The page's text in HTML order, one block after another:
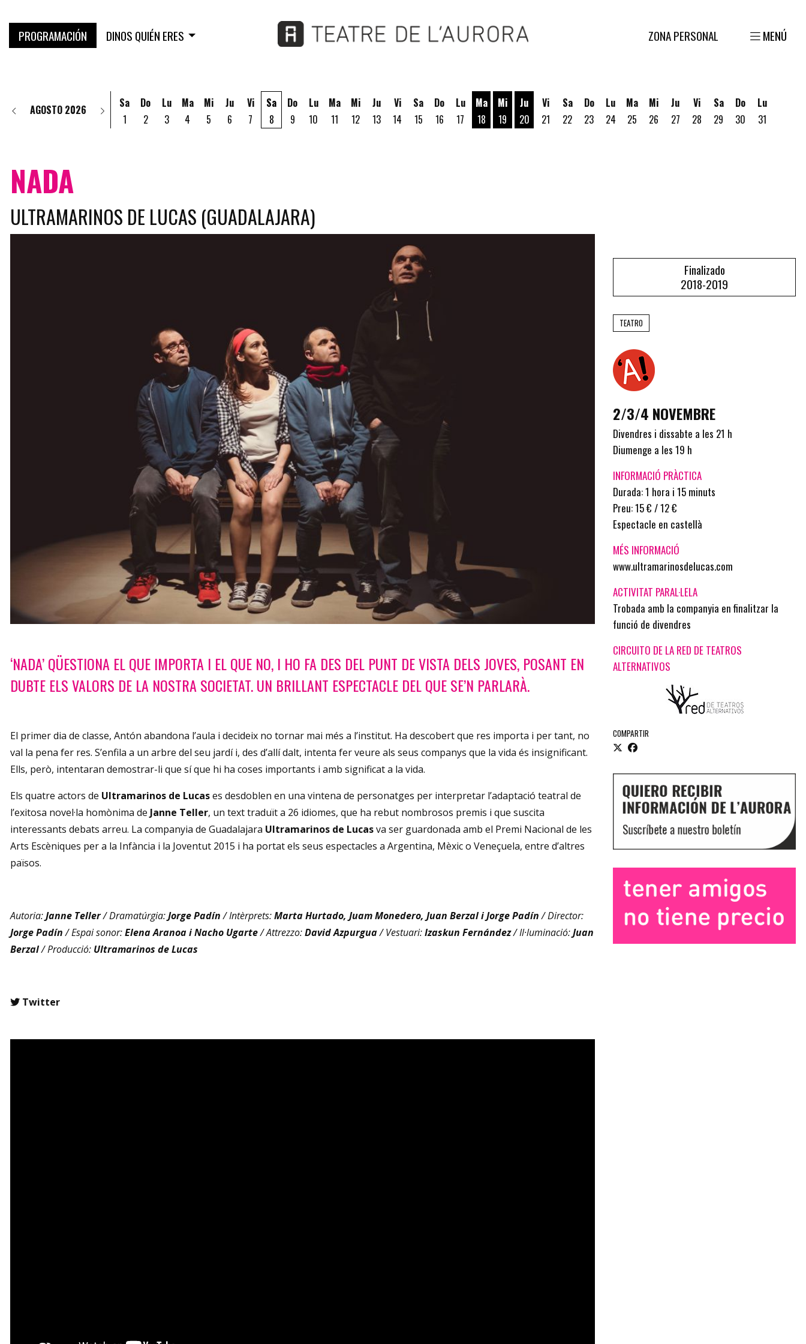
PROGRAMACIÓN DINOS QUIÉN ERES ZONA PERSONAL MENÚ
AGOSTO 2026
Sa
1
Do
2
Lu
3
Ma
4
Mi
5
Ju
6
Vi
7
Sa
8
Do
9
Lu
10
Ma
11
Mi
12
Ju
13
Vi
14
Sa
15
Do
16
Lu
17
Ma
18
Mi
19
Ju
20
Vi
21
Sa
22
Do
23
Lu
24
Ma
25
Mi
26
Ju
27
Vi
28
Sa
29
Do
30
Lu
31
NADA
ULTRAMARINOS DE LUCAS (GUADALAJARA)
Finalizado
2018-2019
TEATRO
2/3/4 NOVEMBRE
Divendres i dissabte a les 21 h
Diumenge a les 19 h
INFORMACIÓ PRÀCTICA
Durada: 1 hora i 15 minuts
Preu: 15 € / 12 €
Espectacle en castellà
MÉS INFORMACIÓ
www.ultramarinosdelucas.com
ACTIVITAT PARAL·LELA
Trobada amb la companyia en finalitzar la
funció de divendres
CIRCUITO DE LA RED DE TEATROS
ALTERNATIVOS
COMPARTIR
‘NADA’ QÜESTIONA EL QUE IMPORTA I EL QUE NO, I HO FA DES DEL PUNT DE VISTA DELS JOVES, POSANT EN
DUBTE ELS VALORS DE LA NOSTRA SOCIETAT. UN BRILLANT ESPECTACLE DEL QUE SE’N PARLARÀ.
El primer dia de classe, Antón abandona l’aula i decideix no tornar mai més a l’institut. Ha descobert que res importa i per tant, no
val la pena fer res. S’enfila a un arbre del seu jardí i, des d’allí dalt, intenta fer veure als seus companys que la vida és insignificant.
Ells, però, intentaran demostrar-li que sí que hi ha coses importants i amb significat a la vida.
Els quatre actors de Ultramarinos de Lucases desdoblen en una vintena de personatges per interpretar l’adaptació teatral de
l’exitosa novel·la homònima de Janne Teller, un text traduït a 26 idiomes, que ha rebut nombrosos premis i que suscita
interessants debats arreu. La companyia de Guadalajara Ultramarinos de Lucasva ser guardonada amb el Premi Nacional de les
Arts Escèniques per a la Infància i la Joventut 2015 i ha portat els seus espectacles a Argentina, Mèxic o Veneçuela, entre d’altres
països.
Autoria:Janne Teller/ Dramatúrgia:Jorge Padín/ Intèrprets:Marta Hurtado, Juam Monedero, Juan Berzal i Jorge Padín/ Director:
Jorge Padín/ Espai sonor:Elena Aranoa i Nacho Ugarte/ Attrezzo:David Azpurgua/ Vestuari:Izaskun Fernández/ Il·luminació:Juan
Berzal/ Producció: Ultramarinos de Lucas
Twitter